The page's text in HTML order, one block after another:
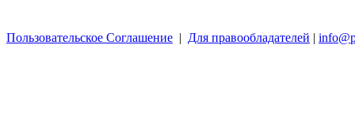
Пользовательское Соглашение | Для правообладателей |